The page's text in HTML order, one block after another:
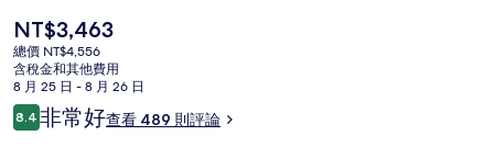
片
集
目
前
的
價
格
是
NT$3,463
總價 NT$4,556
含稅金和其他費用
8 月 25 日 - 8 月 26 日
評
論
8.48.4 分，滿分 10 分，
非常好查看 489 則評論